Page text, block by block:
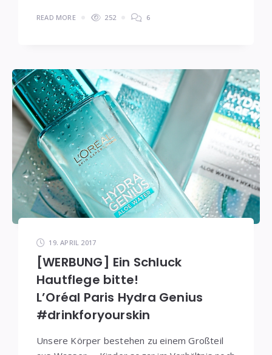
READ MORE 252 6
19. APRIL 2017
[WERBUNG] Ein Schluck
Hautflege bitte!
L’Oréal Paris Hydra Genius
#drinkforyourskin
Unsere Körper bestehen zu einem Großteil